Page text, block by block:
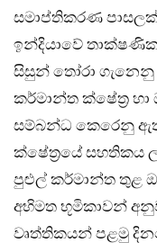
සමාප්තිකරණ පාසලක්
ඉන්දියාවේ
සිසුන් තෝරා
කර්මාන්ත ක්ෂේත්‍ර
සම්බන්ධ කෙරෙනු
ක්ෂේත්‍රයේ සහතිකය
පුළුල් කර්මාන්ත තුළ
අභිමත භූමිකාවන්
වෘත්තිකයන් පළමු